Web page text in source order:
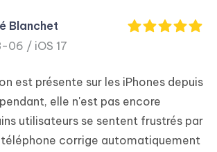
New
Blanchet
06 / iOS 17
est présente sur les iPhones depuis
elle n'est pas encore
utilisateurs se sentent frustrés par
téléphone corrige automatiquement